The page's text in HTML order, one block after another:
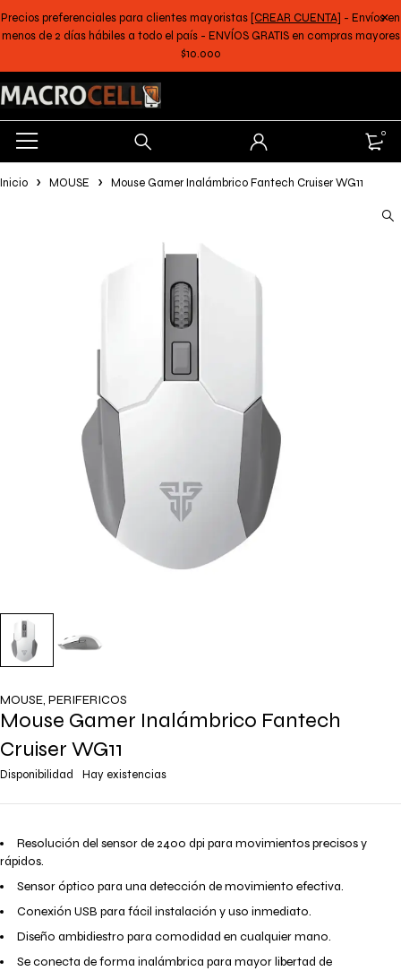
Precios preferenciales para clientes mayoristas [CREAR CUENTA] - Envíos en
menos de 2 días hábiles a todo el país - ENVÍOS GRATIS en compras mayores
$10.000
0
Inicio MOUSE Mouse Gamer Inalámbrico Fantech Cruiser WG11
MOUSE, PERIFERICOS
Mouse Gamer Inalámbrico Fantech
Cruiser WG11
Disponibilidad Hay existencias
Resolución del sensor de 2400 dpi para movimientos precisos y
rápidos.
Sensor óptico para una detección de movimiento efectiva.
Conexión USB para fácil instalación y uso inmediato.
Diseño ambidiestro para comodidad en cualquier mano.
Se conecta de forma inalámbrica para mayor libertad de